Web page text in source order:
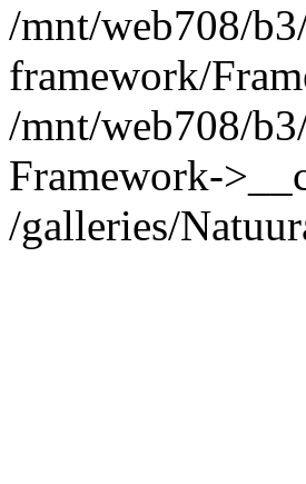
/mnt/web708/
framework/
/mnt/web708/
Framework-
/galleries/